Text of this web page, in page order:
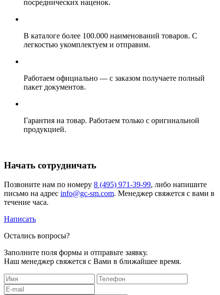
посреднических наценок.
В каталоге более 100.000 наименований товаров. С
легкостью укомплектуем и отправим.
Работаем официально — с заказом получаете полный
пакет документов.
Гарантия на товар. Работаем только с оригинальной
продукцией.
Начать сотрудничать
Позвоните нам по номеру 8 (495) 971-39-99, либо напишите
письмо на адрес info@gc-sm.com. Менеджер свяжется с вами в
течение часа.
Написать
Остались вопросы?
Заполните поля формы и отправьте заявку.
Наш менеджер свяжется с Вами в ближайшее время.